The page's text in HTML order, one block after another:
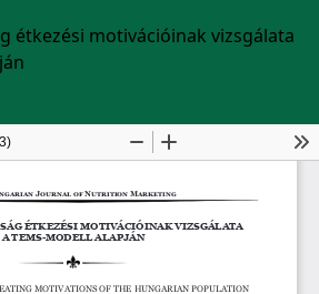
étkezési motivációinak vizsgálata